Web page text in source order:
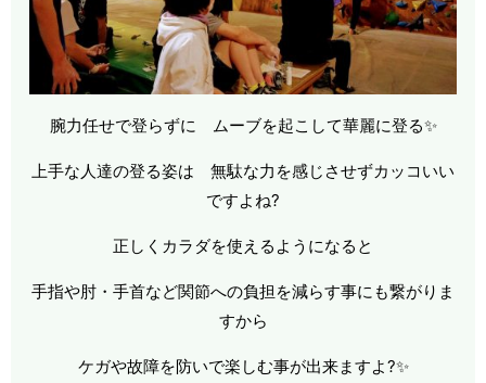
腕力任せで登らずに ムーブを起こして華麗に登る✨
上手な人達の登る姿は 無駄な力を感じさせずカッコいい
ですよね?
正しくカラダを使えるようになると
手指や肘・手首など関節への負担を減らす事にも繋がりま
すから
ケガや故障を防いで楽しむ事が出来ますよ?✨